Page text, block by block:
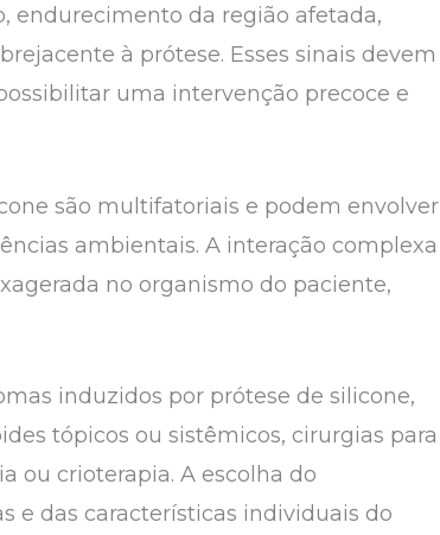
endurecimento da região afetada,
à prótese. Esses sinais devem
uma intervenção precoce e
são multifatoriais e podem envolver
ambientais. A interação complexa
no organismo do paciente,
induzidos por prótese de silicone,
tópicos ou sistêmicos, cirurgias para
ou crioterapia. A escolha do
e das características individuais do